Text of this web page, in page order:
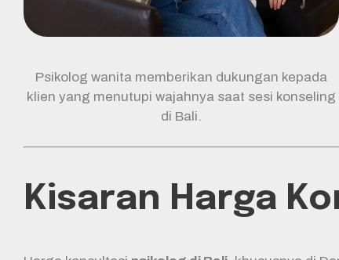
Psikolog wanita memberikan dukungan kepada
klien yang menutupi wajahnya saat sesi konseling
di Bali.
Kisaran Harga